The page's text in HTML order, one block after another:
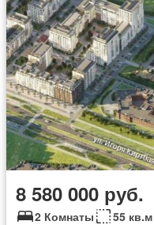
8 580 000 руб.
2 Комнаты
55 кв.м